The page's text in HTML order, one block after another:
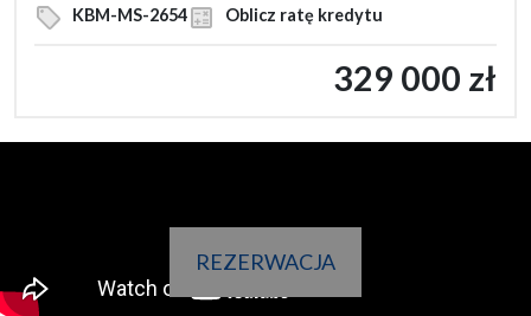
KBM-MS-2654
Oblicz ratę kredytu
329 000 zł
REZERWACJA